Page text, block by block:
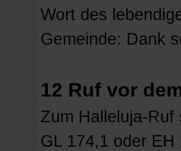
Wort des
Gemeinde: Dank
12 Ruf vor
Zum Halleluja-
GL 174,1 oder